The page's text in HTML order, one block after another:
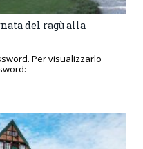
del ragù alla
Per visualizzarlo